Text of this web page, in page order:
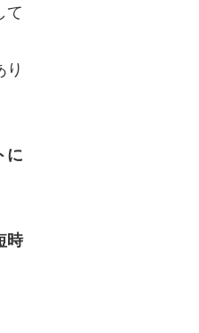
て
り
に
時